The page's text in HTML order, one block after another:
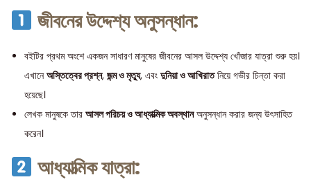
জীবনের উদ্দেশ্য অনুসন্ধান:
বইটির প্রথম অংশে একজন সাধারণ মানুষের জীবনের আসল উদ্দেশ্য খোঁজার যাত্রা শুরু হয়।
এখানেঅস্তিত্বের প্রশ্ন, জন্ম ও মৃত্যু, এবং দুনিয়া ও আখিরাতনিয়ে গভীর চিন্তা করা
হয়েছে।
লেখক মানুষকে তার আসল পরিচয় ও আধ্যাত্মিক অবস্থানঅনুসন্ধান করার জন্য উৎসাহিত
করেন।
আধ্যাত্মিক যাত্রা: